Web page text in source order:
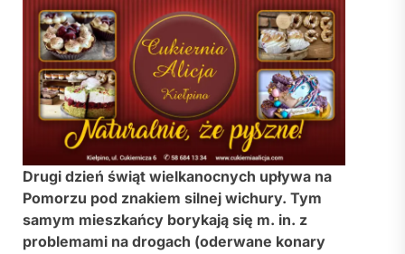
Drugi dzień świąt wielkanocnych upływa na
Pomorzu pod znakiem silnej wichury. Tym
samym mieszkańcy borykają się m. in. z
problemami na drogach (oderwane konary